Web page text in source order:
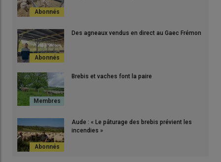
Des agneaux vendus en direct au Gaec Frémon
Brebis et vaches font la paire
Aude : « Le pâturage des brebis prévient les
incendies »